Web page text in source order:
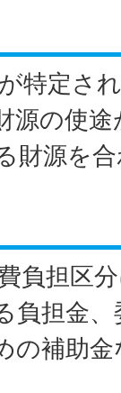
特定さ
源の使
財源を
負担区
負担金
の補助